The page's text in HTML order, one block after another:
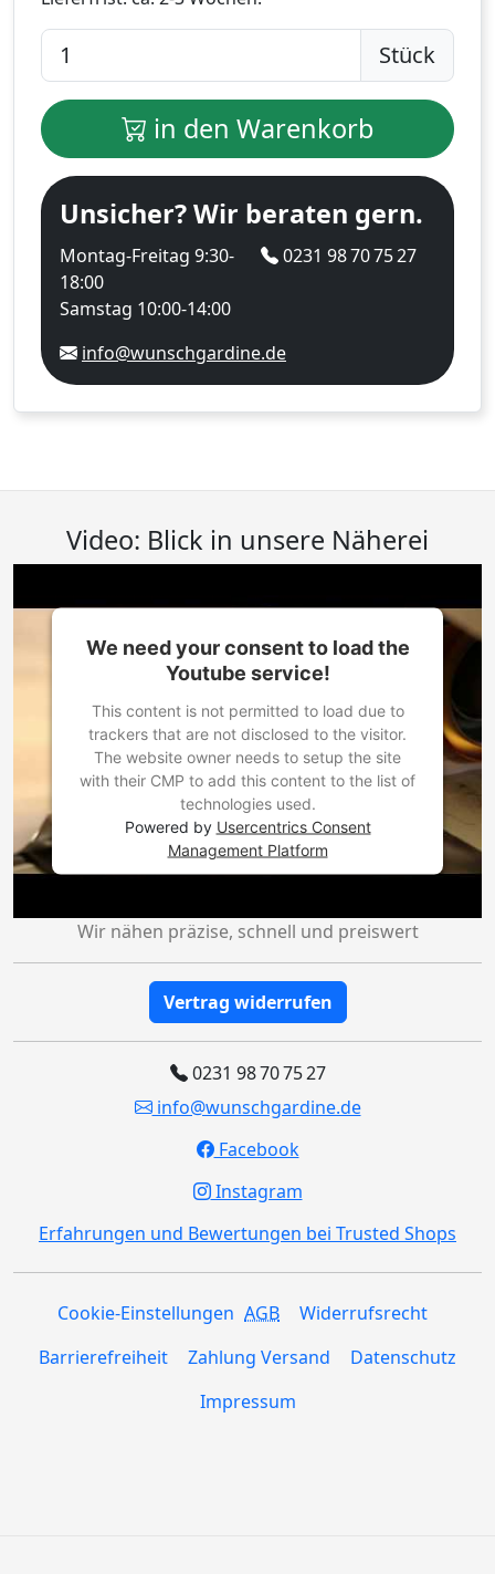
Stück
in den Warenkorb
Unsicher? Wir beraten gern.
Montag-Freitag 9:30-
18:00
Samstag 10:00-14:00
0231 98 70 75 27
info@wunschgardine.de
Video: Blick in unsere Näherei
We need your consent to load the
Youtube service!
This content is not permitted to load due to
trackers that are not disclosed to the visitor.
The website owner needs to setup the site
with their CMP to add this content to the list of
technologies used.
Powered by Usercentrics Consent
Management Platform
Wir nähen präzise, schnell und preiswert
Vertrag widerrufen
0231 98 70 75 27
info@wunschgardine.de
Facebook
Instagram
Erfahrungen und Bewertungen bei Trusted Shops
Cookie-Einstellungen AGB
Widerrufsrecht
Barrierefreiheit
Zahlung Versand
Datenschutz
Impressum